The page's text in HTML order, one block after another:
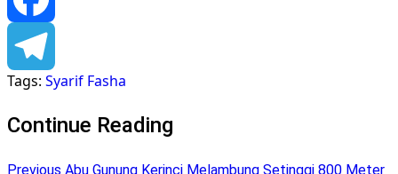
Facebook
Telegram
Tags: Syarif Fasha
Continue Reading
Previous Abu Gunung Kerinci Melambung Setinggi 800 Meter